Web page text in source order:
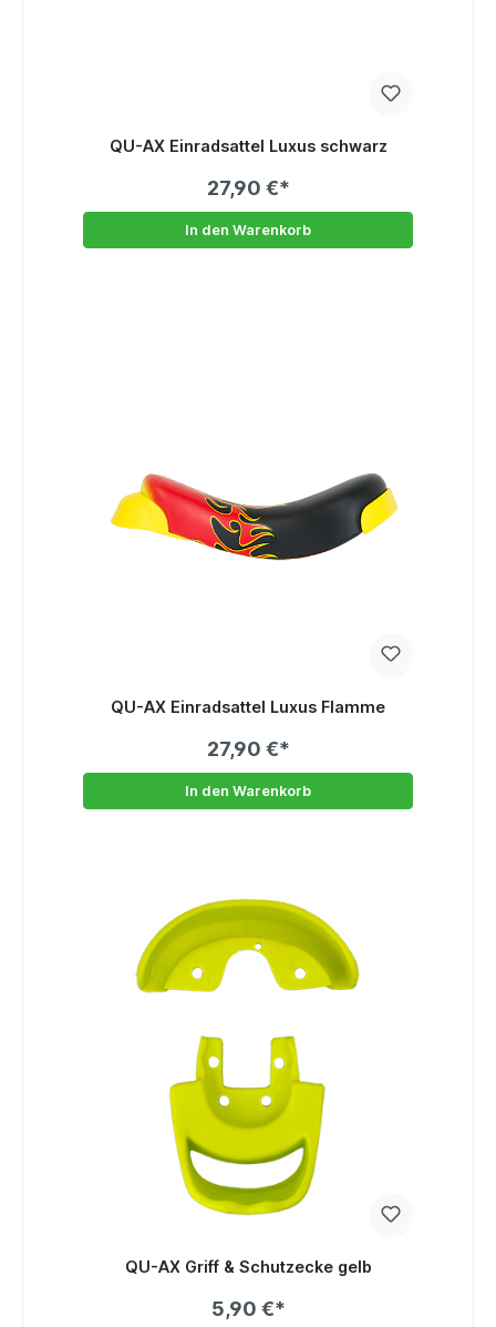
QU-AX Einradsattel Luxus schwarz
27,90 €*
In den Warenkorb
QU-AX Einradsattel Luxus Flamme
27,90 €*
In den Warenkorb
QU-AX Griff & Schutzecke gelb
5,90 €*